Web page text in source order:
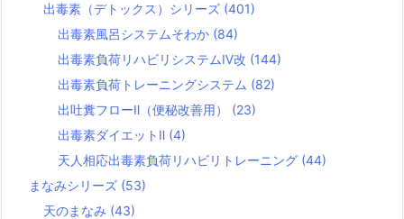
出毒素（デトックス）シリーズ (401)
出毒素風呂システムそわか (84)
出毒素負荷リハビリシステムⅣ改 (144)
出毒素負荷トレーニングシステム (82)
出吐糞フローⅡ（便秘改善用） (23)
出毒素ダイエットⅡ (4)
天人相応出毒素負荷リハビリトレーニング (44)
まなみシリーズ (53)
天のまなみ (43)